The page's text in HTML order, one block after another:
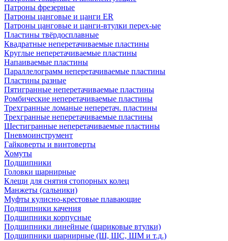
Патроны фрезерные
Патроны цанговые и цанги ER
Патроны цанговые и цанги-втулки перех-ые
Пластины твёрдосплавные
Квадратные неперетачиваемые пластины
Круглые неперетачиваемые пластины
Напаиваемые пластины
Параллелограмм неперетачиваемые пластины
Пластины разные
Пятигранные неперетачиваемые пластины
Ромбические неперетачиваемые пластины
Трехгранные ломаные неперетач. пластины
Трехгранные неперетачиваемые пластины
Шестигранные неперетачиваемые пластины
Пневмоинструмент
Гайковерты и винтоверты
Хомуты
Подшипники
Головки шарнирные
Клещи для снятия стопорных колец
Манжеты (сальники)
Муфты кулисно-крестовые плавающие
Подшипники качения
Подшипники корпусные
Подшипники линейные (шариковые втулки)
Подшипники шарнирные (Ш, ШС, ШМ и т.д.)